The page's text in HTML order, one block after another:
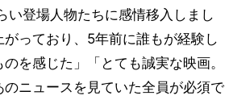
い登場人物たちに感情移入しまし
っており、5年前に誰もが経験し
を感じた」「とても誠実な映画。
ニュースを見ていた全員が必須で